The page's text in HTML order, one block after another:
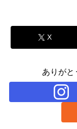
X
ありがと